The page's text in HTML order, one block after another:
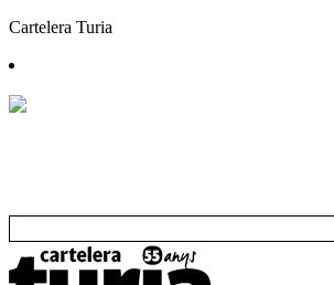
Cartelera Turia